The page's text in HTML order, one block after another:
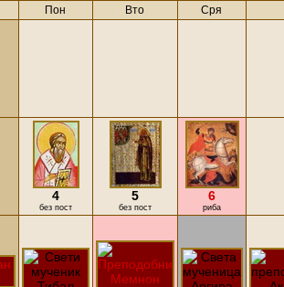
Пон Вто Сря
4
без пост
5
без пост
6
риба